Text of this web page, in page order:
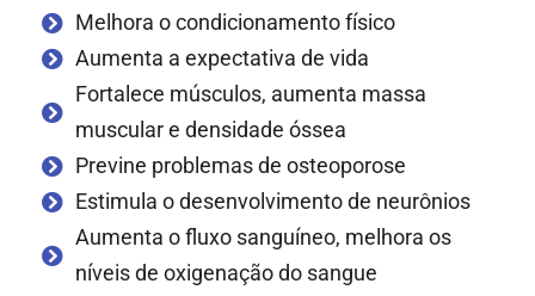
Melhora o condicionamento físico
Aumenta a expectativa de vida
Fortalece músculos, aumenta massa
muscular e densidade óssea
Previne problemas de osteoporose
Estimula o desenvolvimento de neurônios
Aumenta o fluxo sanguíneo, melhora os
níveis de oxigenação do sangue